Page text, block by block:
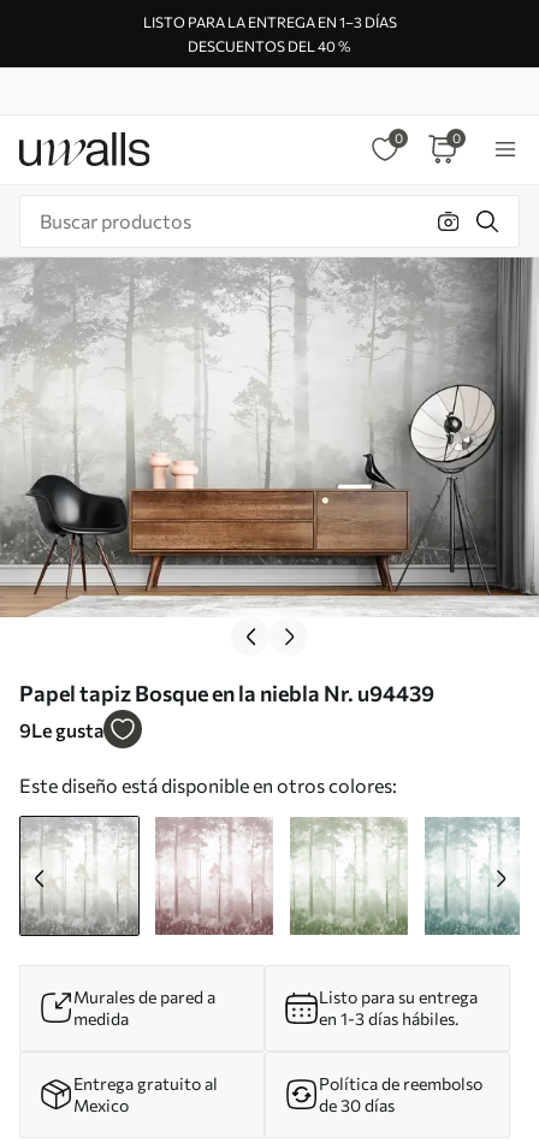
LISTO PARA LA ENTREGA EN 1–3 DÍAS
DESCUENTOS DEL 40 %
0 0
Papel tapiz Bosque en la niebla Nr. u94439
9Le gusta
Este diseño está disponible en otros colores:
Murales de pared a
medida
Listo para su entrega
en 1-3 días hábiles.
Entrega gratuito al
Mexico
Política de reembolso
de 30 días